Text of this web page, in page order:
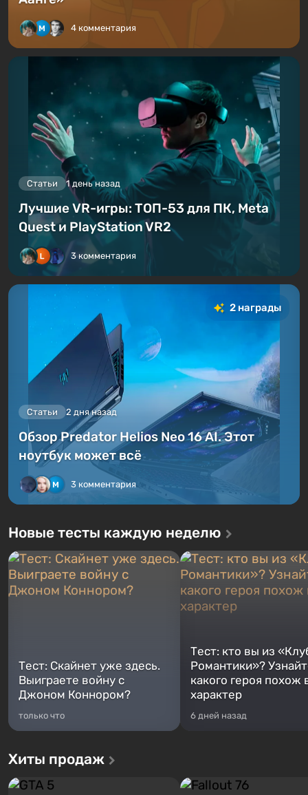
4 комментария
Статьи 1 день назад
Лучшие VR-игры: ТОП-53 для ПК, Meta
Quest и PlayStation VR2
3 комментария
2 награды
Статьи 2 дня назад
Обзор Predator Helios Neo 16 AI. Этот
ноутбук может всё
3 комментария
Новые тесты каждую неделю
Тест: Скайнет уже здесь.
Выиграете войну с
Джоном Коннором?
только что
Тест: кто вы из
Романтики»?
какого героя похож
характер
6 дней назад
Хиты продаж